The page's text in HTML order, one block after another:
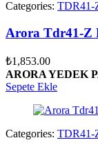
Categories: TDR41-
Arora Tdr41-Z
₺1,853.00
ARORA YEDEK
Sepete Ekle
Categories: TDR41-